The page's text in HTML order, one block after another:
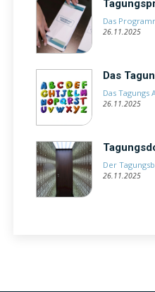
Das
26.11.2025
Das
Das Tagungs
26.11.2025
Der
26.11.2025